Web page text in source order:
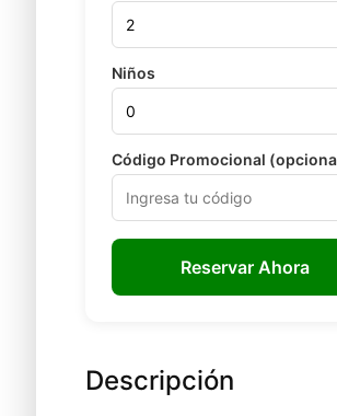
Descripción
Niños
Código Promocional
Reservar Ahora